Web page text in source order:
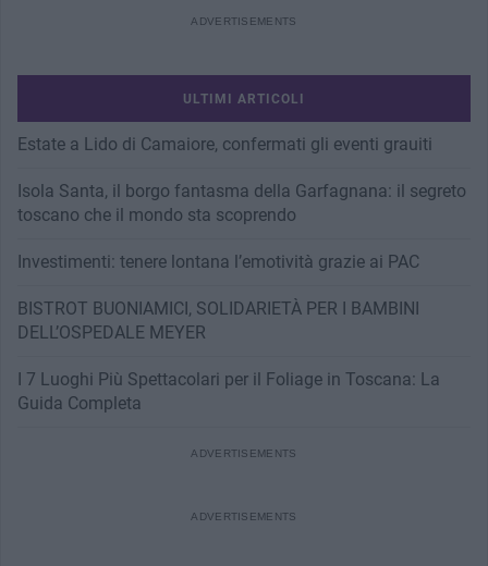
ULTIMI ARTICOLI
Estate a Lido di Camaiore, confermati gli eventi grauiti
Isola Santa, il borgo fantasma della Garfagnana: il segreto
toscano che il mondo sta scoprendo
Investimenti: tenere lontana l’emotività grazie ai PAC
BISTROT BUONIAMICI, SOLIDARIETÀ PER I BAMBINI
DELL’OSPEDALE MEYER
I 7 Luoghi Più Spettacolari per il Foliage in Toscana: La
Guida Completa